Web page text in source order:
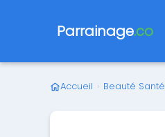
Parrainage.co
Accueil › Beauté Santé